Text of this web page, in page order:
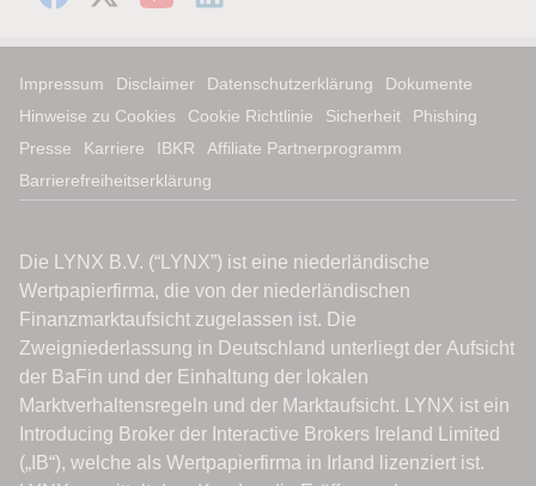
Impressum Disclaimer Datenschutzerklärung
Dokumente
Hinweise zu Cookies
Cookie Richtlinie Sicherheit
Phishing
Presse
Karriere IBKR
Affiliate Partnerprogramm
Barrierefreiheitserklärung